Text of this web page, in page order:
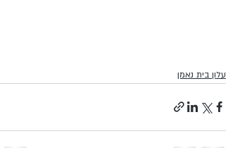
עלון בית נאמן